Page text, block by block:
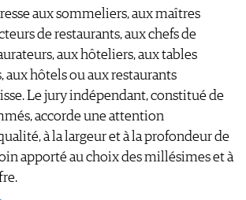
aux sommeliers, aux maîtres
de restaurants, aux chefs de
aux hôteliers, aux tables
aux hôtels ou aux restaurants
Le jury indépendant, constitué de
accorde une attention
à la largeur et à la profondeur de
apporté au choix des millésimes et à